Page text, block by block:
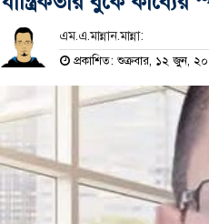
এম.এ.মান্নান.মান্না:
প্রকাশিত: শুক্রবার, ১২ জুন,